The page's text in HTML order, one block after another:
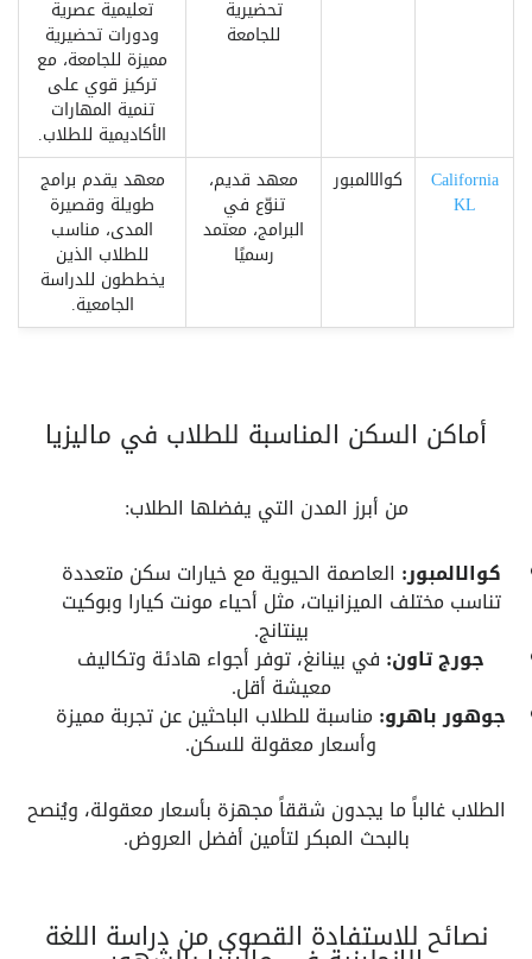
تحضيرية
للجامعة
تعليمية عصرية
ودورات تحضيرية
مميزة للجامعة، مع
تركيز قوي على
تنمية المهارات
الأكاديمية للطلاب.
California
KL
كوالالمبور معهد قديم،
تنوّع في
البرامج، معتمد
رسميًا
معهد يقدم برامج
طويلة وقصيرة
المدى، مناسب
للطلاب الذين
يخططون للدراسة
الجامعية.
أماكن السكن المناسبة للطلاب في ماليزيا
من أبرز المدن التي يفضلها الطلاب:
كوالالمبور: العاصمة الحيوية مع خيارات سكن متعددة
تناسب مختلف الميزانيات، مثل أحياء مونت كيارا وبوكيت
بينتانج.
جورج تاون: في بينانغ، توفر أجواء هادئة وتكاليف
معيشة أقل.
جوهور باهرو:مناسبة للطلاب الباحثين عن تجربة مميزة
وأسعار معقولة للسكن.
الطلاب غالباً ما يجدون شققاً مجهزة بأسعار معقولة، ويُنصح
بالبحث المبكر لتأمين أفضل العروض.
نصائح للاستفادة القصوى من دراسة اللغة